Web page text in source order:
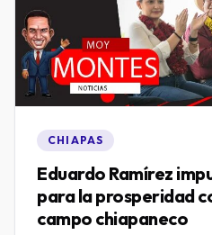
CHIAPAS
Eduardo Ramírez
para la prosperidad
campo chiapaneco